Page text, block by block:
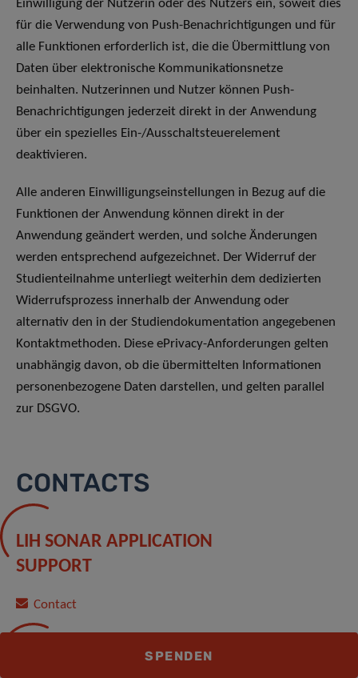
Einwilligung der Nutzerin oder des Nutzers ein, soweit dies
für die Verwendung von Push-Benachrichtigungen und für
alle Funktionen erforderlich ist, die die Übermittlung von
Daten über elektronische Kommunikationsnetze
beinhalten. Nutzerinnen und Nutzer können Push-
Benachrichtigungen jederzeit direkt in der Anwendung
über ein spezielles Ein-/Ausschaltsteuerelement
deaktivieren.
Alle anderen Einwilligungseinstellungen in Bezug auf die
Funktionen der Anwendung können direkt in der
Anwendung geändert werden, und solche Änderungen
werden entsprechend aufgezeichnet. Der Widerruf der
Studienteilnahme unterliegt weiterhin dem dedizierten
Widerrufsprozess innerhalb der Anwendung oder
alternativ den in der Studiendokumentation angegebenen
Kontaktmethoden. Diese ePrivacy-Anforderungen gelten
unabhängig davon, ob die übermittelten Informationen
personenbezogene Daten darstellen, und gelten parallel
zur DSGVO.
CONTACTS
LIH SONAR APPLICATION
SUPPORT
Contact
DATA PROTECTIONSPENDEN